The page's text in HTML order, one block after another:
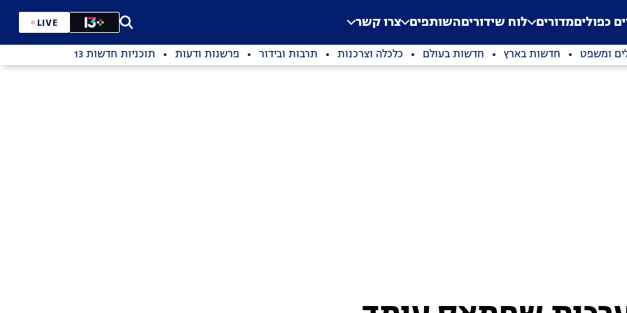
Application error: a
. כפוליםמדורים לוח שידוריםהשותפים צרו קשר LIVE
ומשפט חדשות בארץ חדשות בעולם כלכלה וצרכנות תרבות ובידור פרשנות ודעות תוכניות חדשות 13